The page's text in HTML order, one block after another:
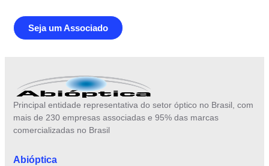
Seja um Associado
Principal entidade representativa do setor óptico no Brasil, com
mais de 230 empresas associadas e 95% das marcas
comercializadas no Brasil
Abióptica